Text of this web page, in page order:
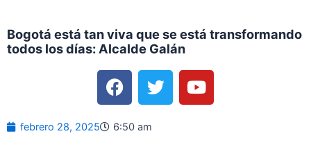
Bogotá está tan viva que se está transformando
todos los días: Alcalde Galán
F
a
c
e
T
w
i
Y
o
u
febrero 28, 2025 6:50 am